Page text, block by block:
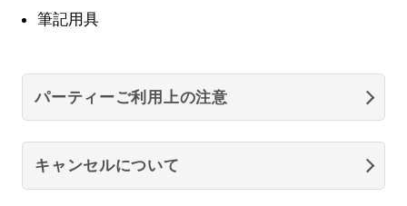
筆記用具
パーティーご利用上の注意
キャンセルについて